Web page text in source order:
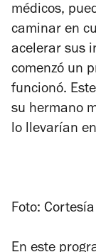
médicos,
caminar en
acelerar sus
comenzó un
funcionó.
su hermano
lo llevarían
Foto:
En este